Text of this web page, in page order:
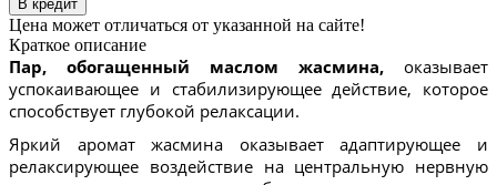
В кредит
Цена может отличаться от указанной на сайте!
Краткое описание
Пар, обогащенный маслом жасмина, оказывает
успокаивающее и стабилизирующее действие, которое
способствует глубокой релаксации.
Яркий аромат жасмина оказывает адаптирующее и
релаксирующее воздействие на центральную нервную